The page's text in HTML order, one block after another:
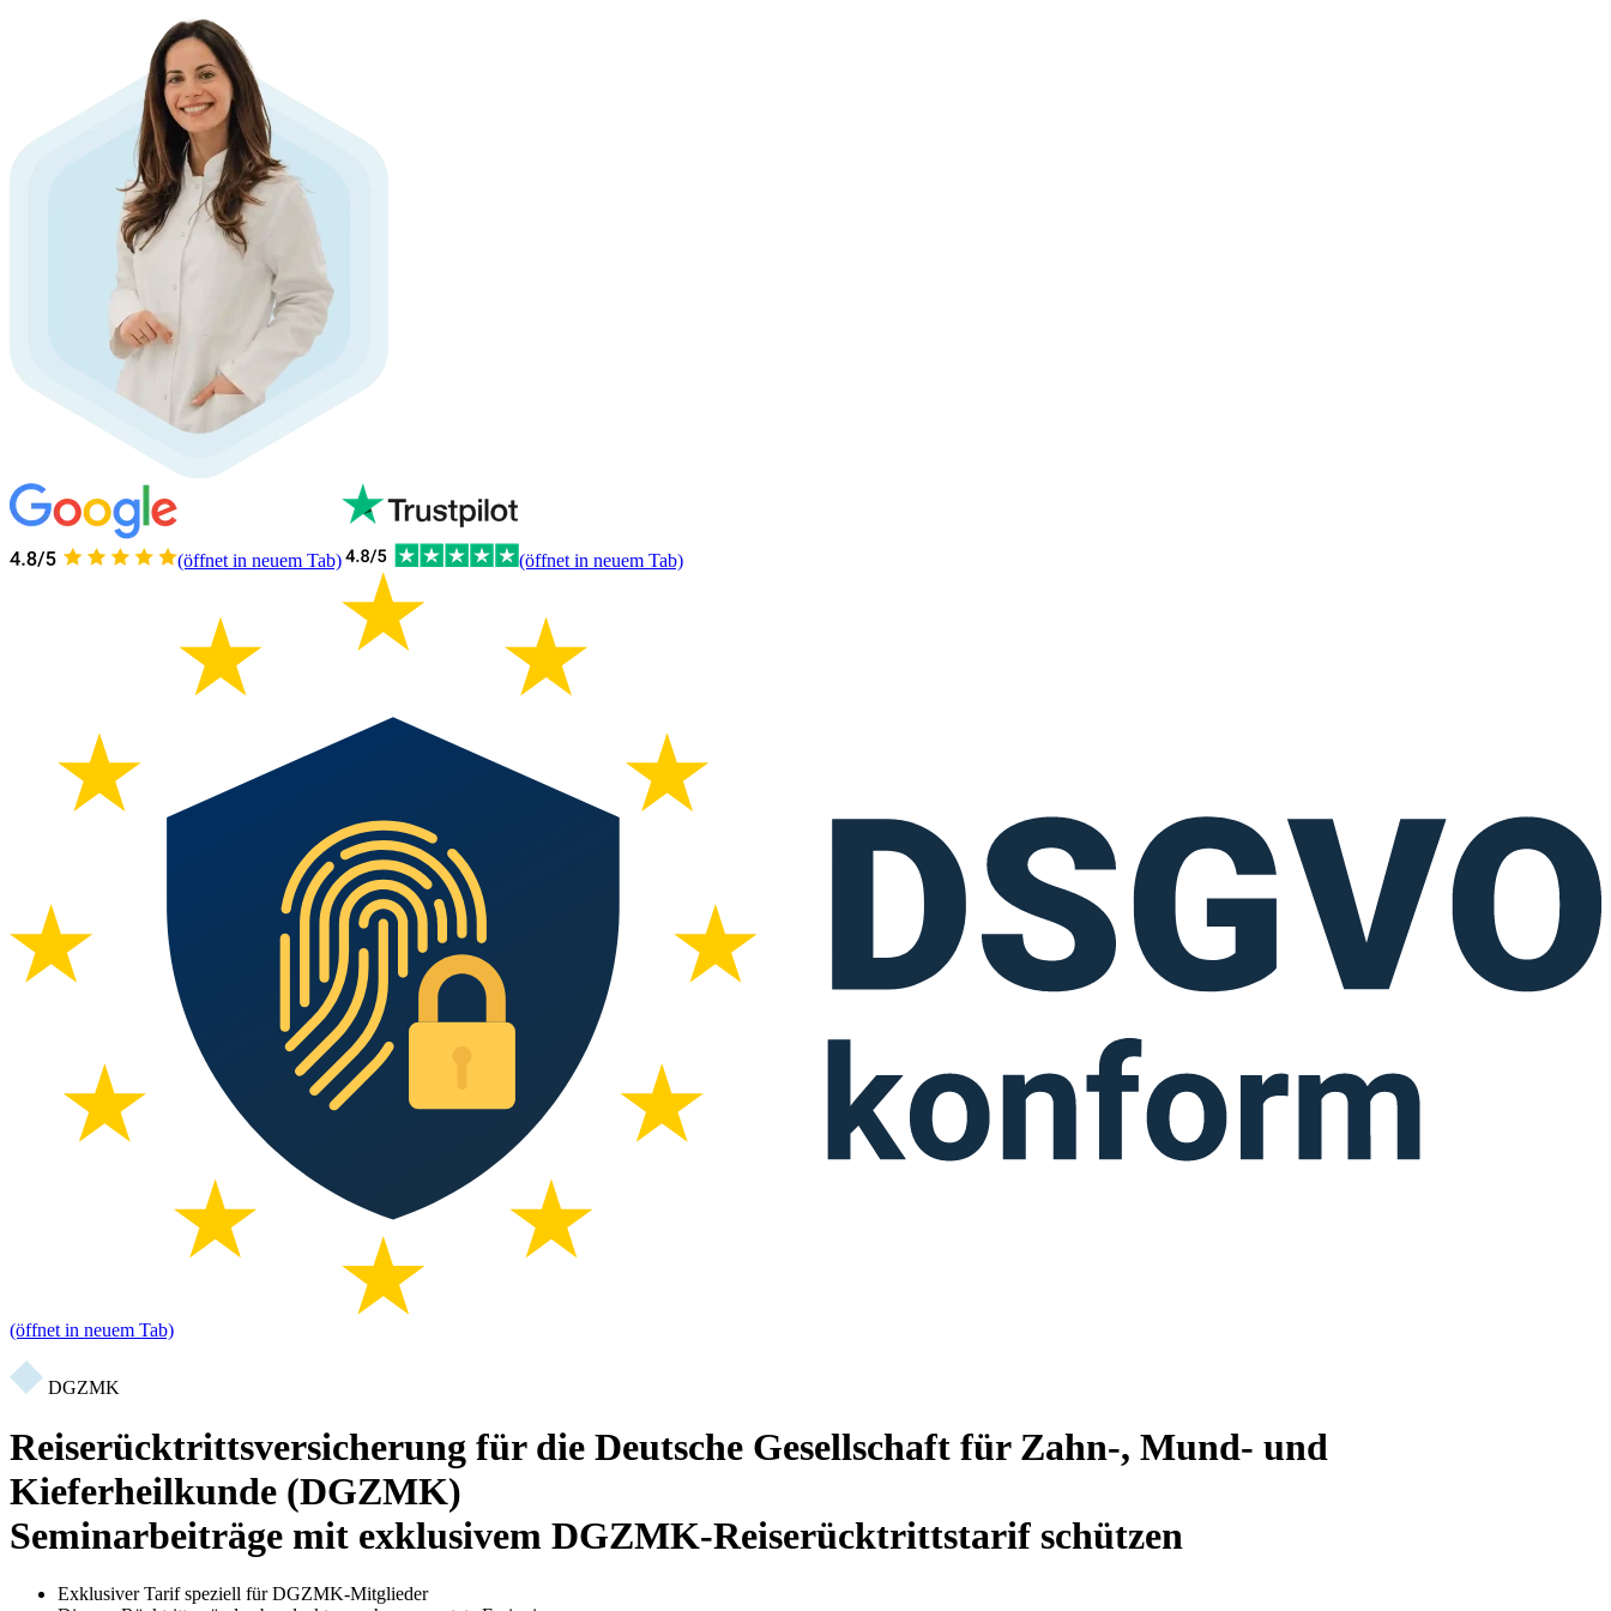
(öffnet in neuem Tab) (öffnet in neuem Tab)
(öffnet in neuem Tab)
DGZMK
Reiserücktrittsversicherung für die Deutsche Gesellschaft für Zahn-, Mund- und
Kieferheilkunde (DGZMK)
Seminarbeiträge mit exklusivem DGZMK-Reiserücktrittstarif schützen
Exklusiver Tarif speziell für DGZMK-Mitglieder